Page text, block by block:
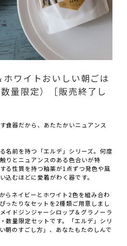
ワイトおいしい朝ごは
量限定）［販売終了し
食器だから、あたたかいニュアンス
名前を持つ「エルデ」シリーズ。何度
りとニュアンスのある色合いが特
る性質を持つ釉薬が1点ずつ発色や風
込むほどに愛着がわく器です。
らネイビーとホワイト2色を組み合わ
ったりなセットを2種類ご用意しまし
イドジンジャーシロップ＆グラノーラ
数量限定セットです。「エルデ」シリ
朝のすごし方」、あなたもたのしんで